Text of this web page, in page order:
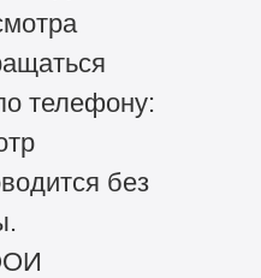
телефону:
без